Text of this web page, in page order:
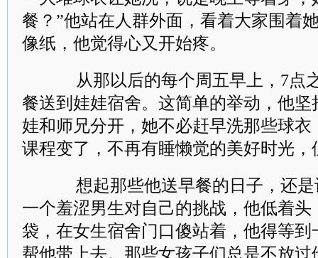
餐？”他站在人群外面，看着大家围着
像纸，他觉得心又开始疼。
从那以后的每个周五早上，7点
餐送到娃娃宿舍。这简单的举动，他
娃和师兄分开，她不必赶早洗那些球
课程变了，不再有睡懒觉的美好时光，
想起那些他送早餐的日子，还是
一个羞涩男生对自己的挑战，他低着
袋，在女生宿舍门口傻站着，他得等
帮他带上去。那些女孩子们总是不放过